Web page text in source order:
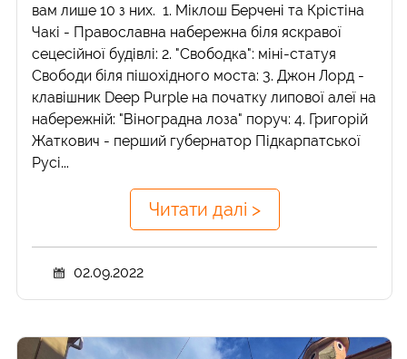
вам лише 10 з них. 1. Міклош Берчені та Крістіна
Чакі - Православна набережна біля яскравої
сецесійної будівлі: 2. "Свободка": міні-статуя
Свободи біля пішохідного моста: 3. Джон Лорд -
клавішник Deep Purple на початку липової алеї на
набережній: "Віноградна лоза" поруч: 4. Григорій
Жаткович - перший губернатор Підкарпатської
Русі...
Читати далі >
02.09.2022